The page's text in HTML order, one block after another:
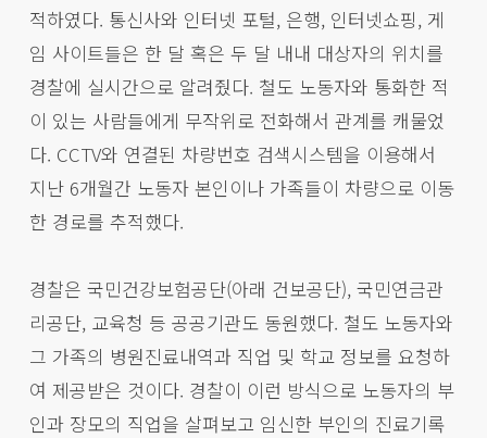
적하였다. 통신사와 인터넷 포털, 은행, 인터넷쇼핑, 게
임 사이트들은 한 달 혹은 두 달 내내 대상자의 위치를
경찰에 실시간으로 알려줬다. 철도 노동자와 통화한 적
이 있는 사람들에게 무작위로 전화해서 관계를 캐물었
다. CCTV와 연결된 차량번호 검색시스템을 이용해서
지난 6개월간 노동자 본인이나 가족들이 차량으로 이동
한 경로를 추적했다.
경찰은 국민건강보험공단(아래 건보공단), 국민연금관
리공단, 교육청 등 공공기관도 동원했다. 철도 노동자와
그 가족의 병원진료내역과 직업 및 학교 정보를 요청하
여 제공받은 것이다. 경찰이 이런 방식으로 노동자의 부
인과 장모의 직업을 살펴보고 임신한 부인의 진료기록